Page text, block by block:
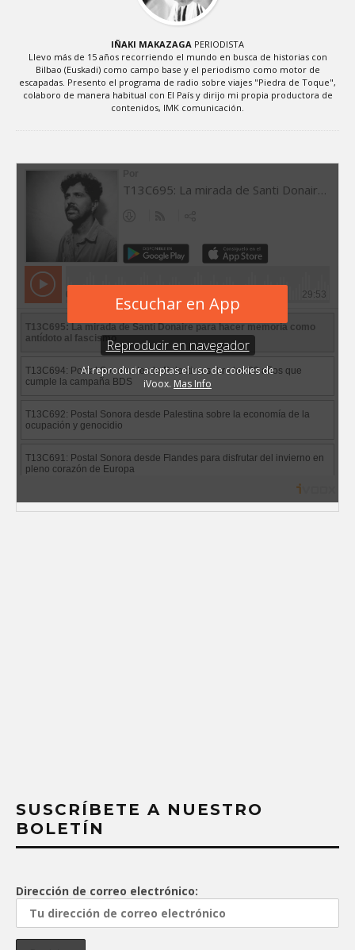
IÑAKI MAKAZAGA PERIODISTA
Llevo más de 15 años recorriendo el mundo en busca de historias con
Bilbao (Euskadi) como campo base y el periodismo como motor de
escapadas. Presento el programa de radio sobre viajes "Piedra de Toque",
colaboro de manera habitual con El País y dirijo mi propia productora de
contenidos, IMK comunicación.
SUSCRÍBETE A NUESTRO
BOLETÍN
Dirección de correo electrónico: